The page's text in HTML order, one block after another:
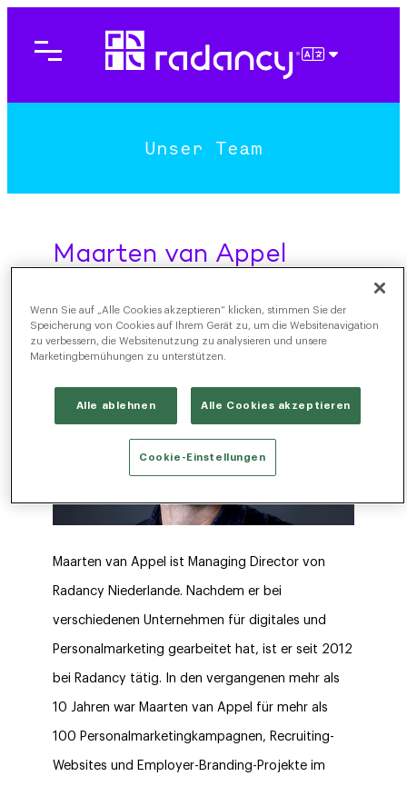
Unser Team
Maarten van Appel
Maarten van Appel ist Managing Director von
Radancy Niederlande. Nachdem er bei
verschiedenen Unternehmen für digitales und
Personalmarketing gearbeitet hat, ist er seit 2012
bei Radancy tätig. In den vergangenen mehr als
10 Jahren war Maarten van Appel für mehr als
100 Personalmarketingkampagnen, Recruiting-
Websites und Employer-Branding-Projekte im
Wenn Sie auf „Alle Cookies akzeptieren“ klicken, stimmen Sie der
Speicherung von Cookies auf Ihrem Gerät zu, um die Websitenavigation
zu verbessern, die Websitenutzung zu analysieren und unsere
Marketingbemühungen zu unterstützen.
Alle ablehnen Alle Cookies akzeptieren
Cookie-Einstellungen